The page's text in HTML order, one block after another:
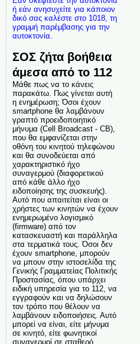
ή εάν ανησυχείτε για κάποιον
δικό σας καλέστε στο 1018, τη
γραμμή παρέμβασης για την
αυτοκτονία.
ΣΟΣ ζήτα βοήθεια
άμεσα από το 112
Μάθε πως να το κάνεις
παρακάτω. Πως γίνεται αυτή
η ενημέρωση; Όσοι έχουν
smartphone θα λαμβάνουν
γραπτό προειδοποιητικό
μήνυμα (Cell Broadcast - CB),
που θα εμφανίζεται στην
οθόνη του κινητού τηλεφώνου
και θα συνοδεύεται από
χαρακτηριστικό ήχο
συναγερμού (διαφορετικού
από κάθε άλλο ήχο
ειδοποίησης της συσκευής).
Αυτό που απαιτείται είναι οι
χρήστες των κινητών να έχουν
ενημερωμένο λογισμικό
(firmware) από τον
κατασκευαστή και παράλληλα
στα τερματικά τους. Όσοι δεν
έχουν smartphone, μπορούν
να μπουν στην ιστοσελίδα της
Γενικής Γραμματείας Πολιτικής
Προστασίας, όπου υπάρχει
ειδική υπηρεσία για το 112, να
εγγραφούν και να δηλώσουν
τον τρόπο που θέλουν να
λαμβάνουν ειδοποιήσεις. Αυτό
μπορεί να είναι, είτε μήνυμα
σε κινητό, είτε φωνητικοί
συναγερμοί σε σταθερό